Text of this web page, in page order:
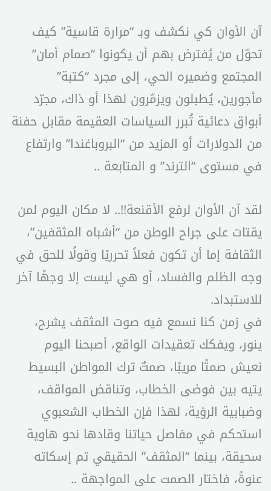
آن الأوان كي نكشف وبـ “مرارة قاسية” كيف
تحوّل من يُفترض بهم أن يكونوا “صمام أمان”
المجتمع وضميره الحي، إلى مجرد “كتبة”
مأجورين، يُطبلون ويزمّرون لهذا أو ذاك، مجرّد
أبواق دعائية تُبرر السياسات العقيمة مقابل حفنة
من الدولارات أو المزيد من “البروباغندا” وارتفاع
في مستوى “الترند” و المتابعة ..
لقد آن الأوان لرفع الأقنعة!!.. لا مكان اليوم لمن
يقتات على جراح الوطن من “أشباه المثقفين”،
الثقافة إما أن تكون فعلاً تحرريًا وقولًا للحق في
وجه الظلم والفساد، أو هي ليست إلا وجهًا آخر
للاستبداد.
في زمن كنا نسمع فيه صوت المثقف يشرح،
ينور، ويفكك تعقيدات الواقع، أصبحنا اليوم
نعيش صمتًا مريبًا، صمتٌ ترك المواطن البسيط
يتيه بين فوضى الخطاب، وتناقض المواقف،
وضبابية الرؤية، لهذا فإن الخطاب الشعبوي
استحكم في مفاصل حياتنا وقادها نحو هاوية
سحيقة، بينما “المثقف” الحقيقي تم إسكاته
عنوةً، فاختار الصمت على المواجهة ..